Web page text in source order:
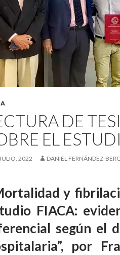
DE
EL
2022 DANIEL FERNÁNDEZ-
y
FIACA:
según el
por